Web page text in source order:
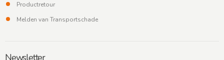
Productretour
Melden van Transportschade
Newsletter